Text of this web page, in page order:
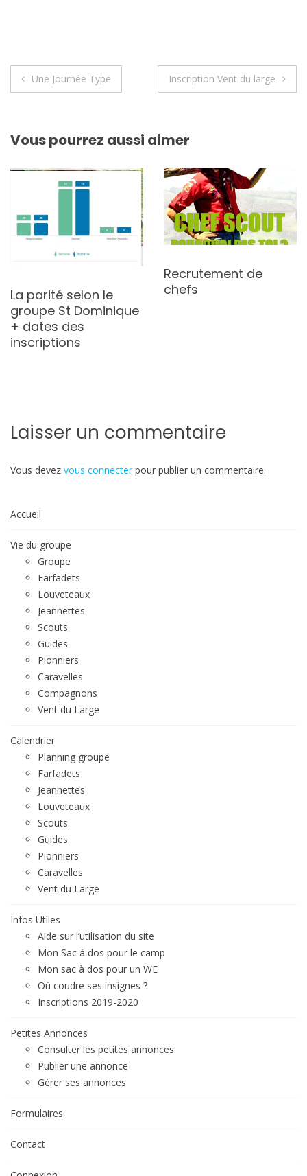
Navigation
l’article
Une Journée Type Inscription Vent du large
Vous pourrez aussi aimer
La parité selon le
groupe St Dominique
+ dates des
inscriptions
Recrutement de
chefs
Laisser un commentaire
Vous devez vous connecterpour publier un commentaire.
Accueil
Vie du groupe
Groupe
Farfadets
Louveteaux
Jeannettes
Scouts
Guides
Pionniers
Caravelles
Compagnons
Vent du Large
Calendrier
Planning groupe
Farfadets
Jeannettes
Louveteaux
Scouts
Guides
Pionniers
Caravelles
Vent du Large
Infos Utiles
Aide sur l’utilisation du site
Mon Sac à dos pour le camp
Mon sac à dos pour un WE
Où coudre ses insignes ?
Inscriptions 2019-2020
Petites Annonces
Consulter les petites annonces
Publier une annonce
Gérer ses annonces
Formulaires
Contact